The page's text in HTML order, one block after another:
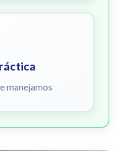
manejamos